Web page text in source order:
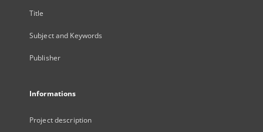
Title
Subject and Keywords
Publisher
Informations
Project description